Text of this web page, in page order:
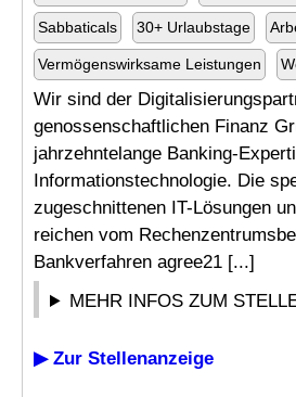
Sabbaticals 30+ Urlaubstage
Vermögenswirksame Leistungen
Wir sind der
genossenschaftlichen Finanz
jahrzehntelange Banking-
Informationstechnologie. Die
zugeschnittenen IT-Lösungen
reichen vom
Bankverfahren agree21 [...]
MEHR INFOS ZUM
▶ Zur Stellenanzeige